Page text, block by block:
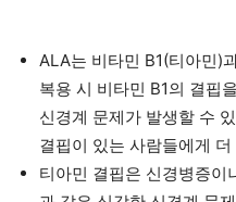
ALA는 비타민 B1(티아민)
복용 시 비타민 B1의 결핍
신경계 문제가 발생할 수
결핍이 있는 사람들에게
티아민 결핍은 신경병증